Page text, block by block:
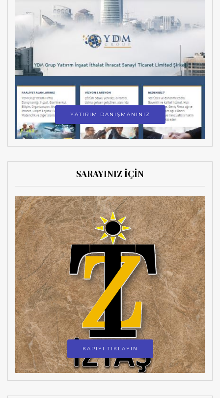
YATIRIM DANIŞMANINIZ
SARAYINIZ İÇİN
KAPIYI TIKLAYIN